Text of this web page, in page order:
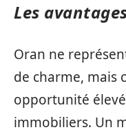
Les
Oran ne
de charme, mais
opportunité
immobiliers. Un